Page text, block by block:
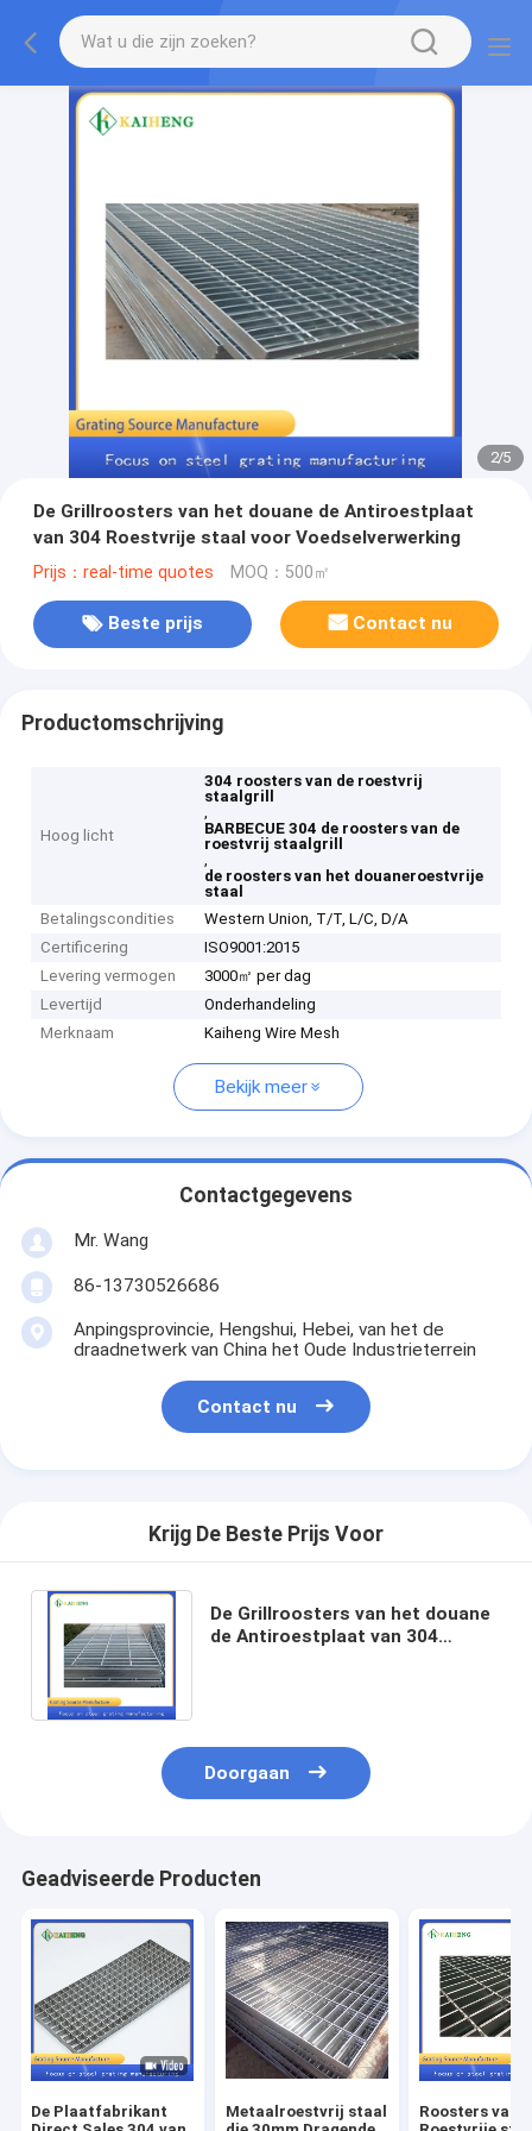
2/5
De Grillroosters van het douane de Antiroestplaat
van 304 Roestvrije staal voor Voedselverwerking
Prijs：real-time quotes MOQ：500㎡
Beste prijs Contact nu
Productomschrijving
Hoog licht
304 roosters van de roestvrij
staalgrill
,
BARBECUE 304 de roosters van de
roestvrij staalgrill
,
de roosters van het douaneroestvrije
staal
Betalingscondities
Western Union, T/T, L/C, D/A
Certificering
ISO9001:2015
Levering vermogen
3000㎡ per dag
Levertijd
Onderhandeling
Merknaam
Kaiheng Wire Mesh
Bekijk meer
Contactgegevens
Mr. Wang
86-13730526686
Anpingsprovincie, Hengshui, Hebei, van het de
draadnetwerk van China het Oude Industrieterrein
Contact nu
Krijg De Beste Prijs Voor
De Grillroosters van het douane
de Antiroestplaat van 304
Doorgaan
Geadviseerde Producten
De Plaatfabrikant
Metaalroestvrij staal
Roosters van